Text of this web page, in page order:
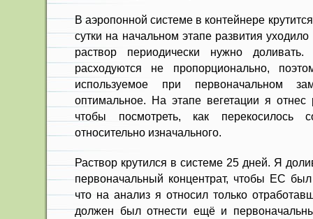
В аэропонной системе в контейнере
сутки на начальном этапе развития
раствор периодически нужно
расходуются не пропорционально,
используемое при первоначальном
оптимальное. На этапе вегетации я отнес
чтобы посмотреть, как перекосилось
относительно изначального.
Раствор крутился в системе 25 дней. Я
первоначальный концентрат, чтобы EC
что на анализ я относил только
должен был отнести ещё и